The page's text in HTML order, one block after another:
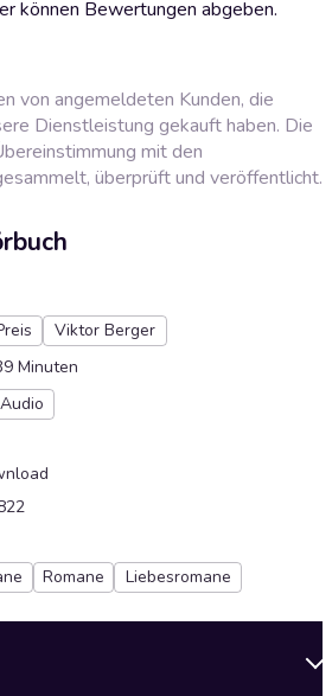
können Bewertungen abgeben.
von angemeldeten Kunden, die
Dienstleistung gekauft haben. Die
mit den
überprüft und veröffentlicht.
Viktor Berger
Minuten
Romane Liebesromane